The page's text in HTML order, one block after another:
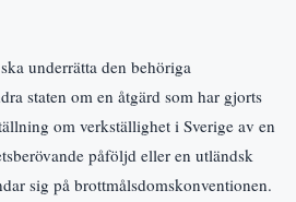
underrätta den behöriga
staten om en åtgärd som har gjorts
om verkställighet i Sverige av en
påföljd eller en utländsk
sig på brottmålsdomskonventionen.